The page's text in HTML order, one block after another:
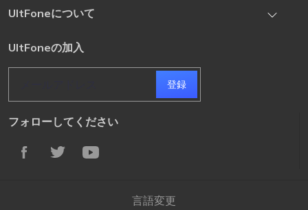
【解決済み】iOS 27 にアップデートできない場合の対処方法
iOS27 betaで電池持ちが悪い？バッテリー減りが早い原因と改
善方法
サブスクリプションのキャンセル
UltFoneについて
プライバシー
条項 & 条件
UltFoneの加入
登録
フォローしてください
言語変更